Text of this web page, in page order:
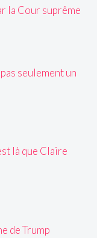
la Cour suprême
seulement un
là que Claire
de Trump